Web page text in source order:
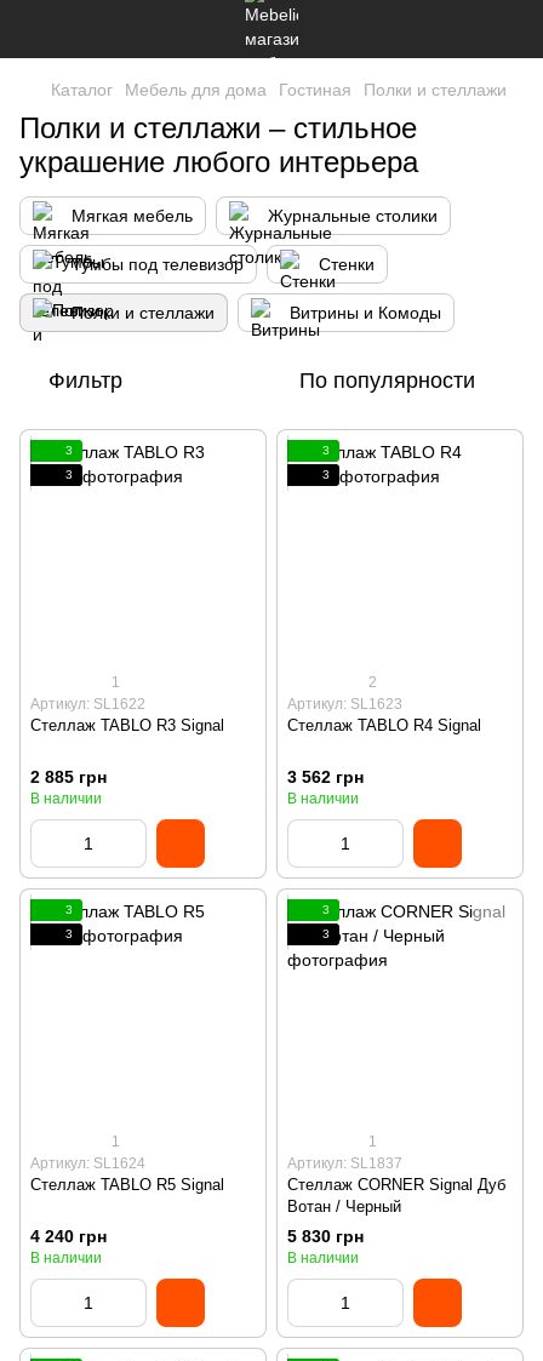
Каталог Мебель для дома Гостиная Полки и стеллажи
Полки и стеллажи – стильное
украшение любого интерьера
Мягкая мебель Журнальные столики
Тумбы под телевизор Стенки
Полки и стеллажи Витрины и Комоды
Фильтр По популярности
3
3
1
Артикул: SL1622
Стеллаж TABLO R3 Signal
2 885 грн
В наличии
3
3
2
Артикул: SL1623
Стеллаж TABLO R4 Signal
3 562 грн
В наличии
3
3
1
Артикул: SL1624
Стеллаж TABLO R5 Signal
4 240 грн
В наличии
3
3
1
Артикул: SL1837
Стеллаж CORNER Signal Дуб
Вотан / Черный
5 830 грн
В наличии